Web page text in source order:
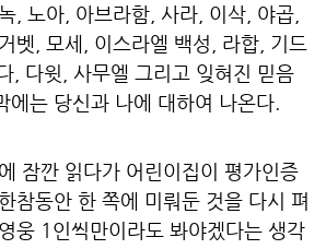
, 노아, 아브라함, 사라, 이삭, 야곱,
벳, 모세, 이스라엘 백성, 라합, 기드
, 다윗, 사무엘 그리고 잊혀진 믿음
에는 당신과 나에 대하여 나온다.
잠깐 읽다가 어린이집이 평가인증
참동안 한 쪽에 미뤄둔 것을 다시 펴
웅 1인씩만이라도 봐야겠다는 생각